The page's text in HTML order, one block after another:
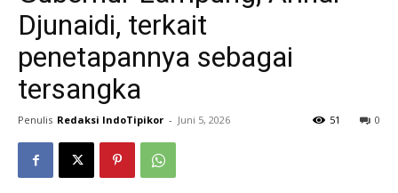
Djunaidi, terkait
penetapannya sebagai
tersangka
Penulis Redaksi IndoTipikor - Juni 5, 2026 0
51